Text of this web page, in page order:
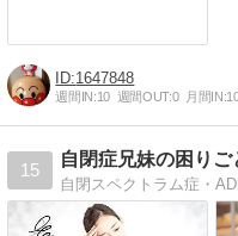
1647848
週間IN:10 週間OUT:0 月間IN:
15
自閉症兄妹の困りご